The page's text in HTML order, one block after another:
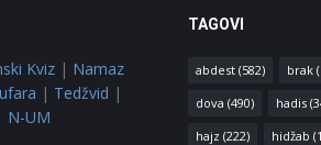
Kviz | Namaz
| Tedžvid |
N-UM
TAGOVI
abdest(582) brak
dova (490) hadis
hajz (222) hidžab